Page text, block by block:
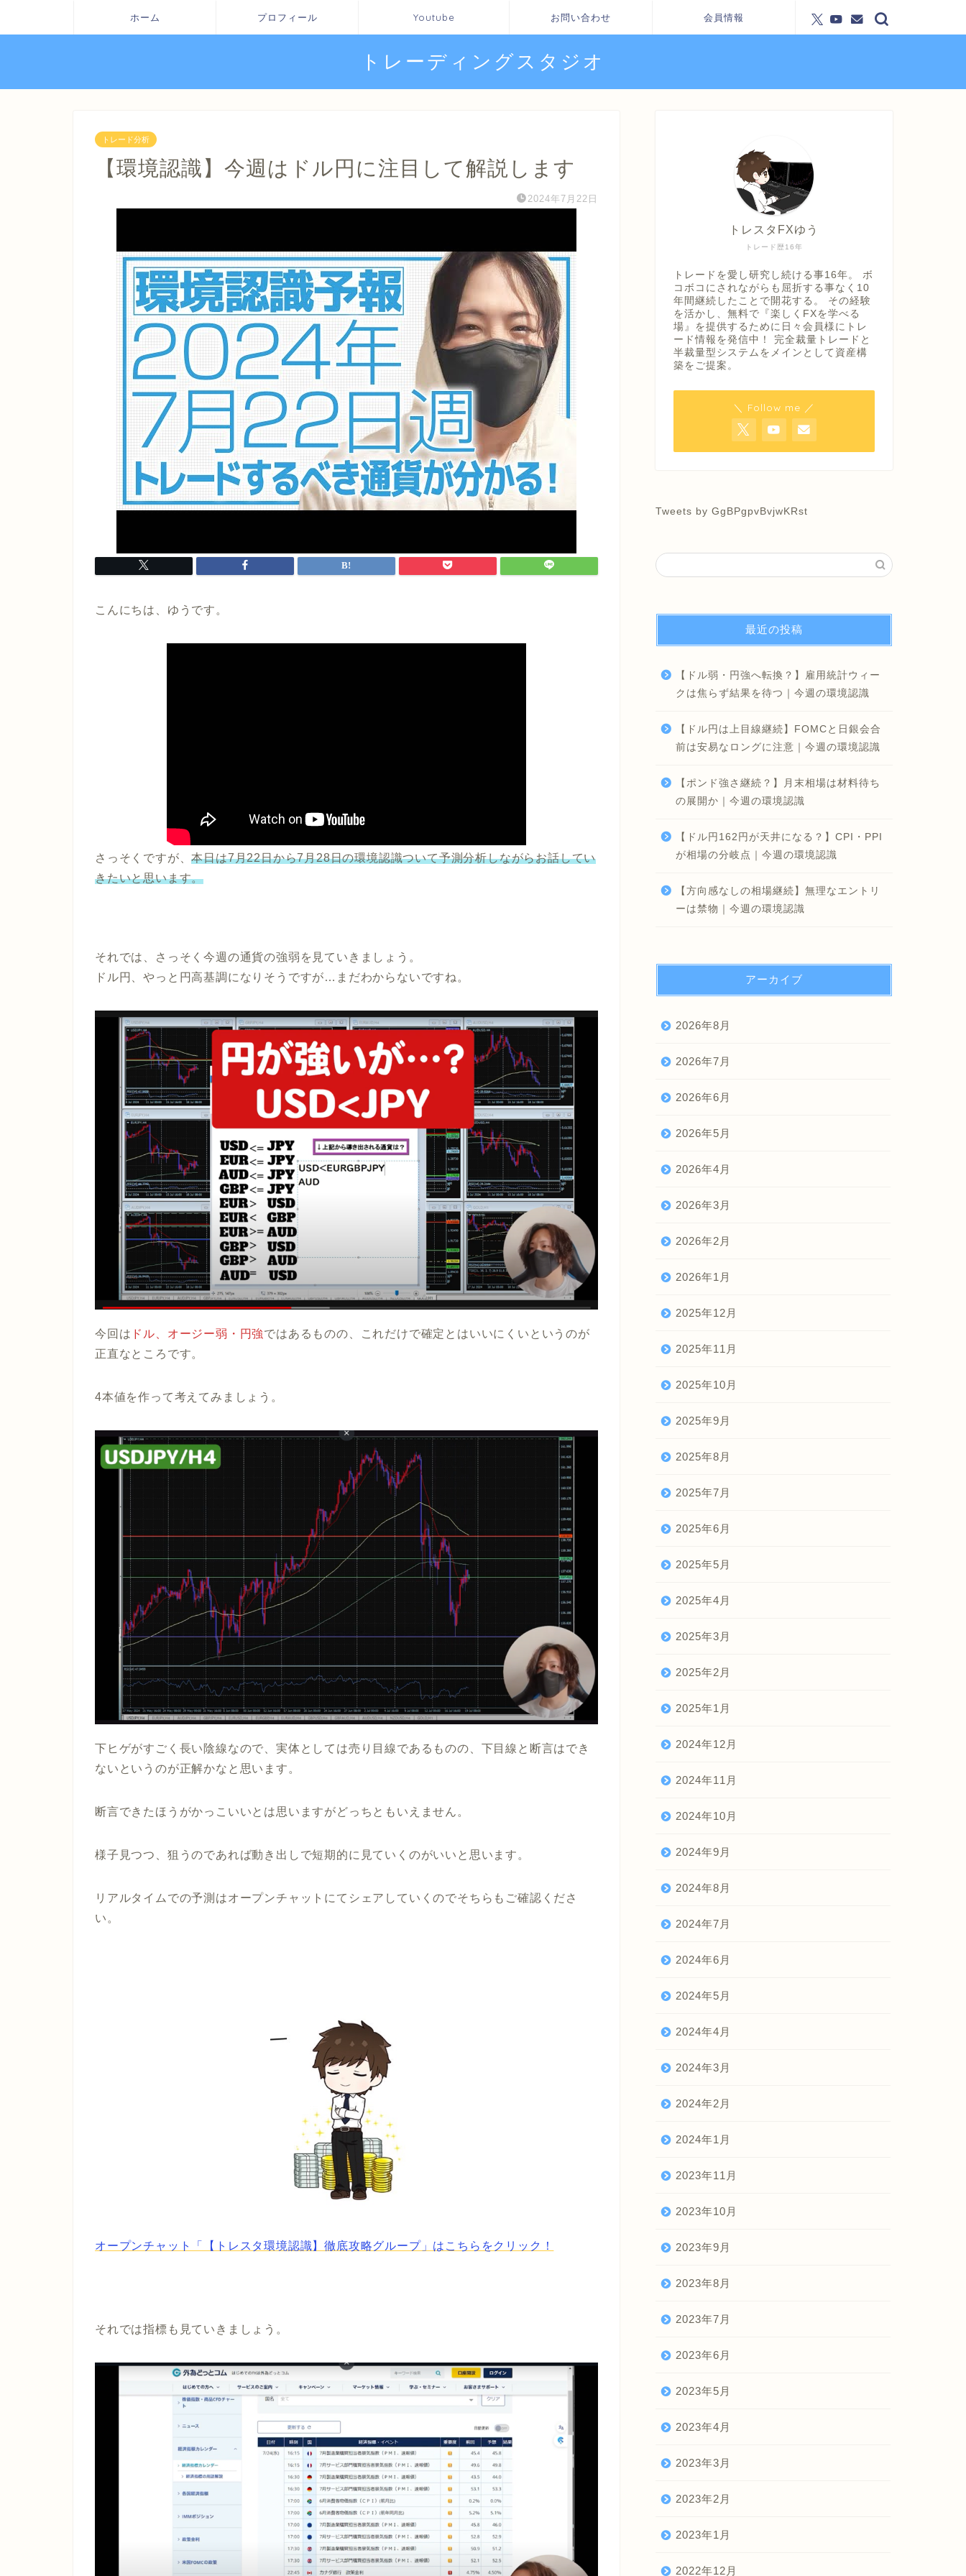
ホーム プロフィール Youtube お問い合わせ 会員情報
トレーディングスタジオ
トレード分析
【環境認識】今週はドル円に注目して解説します
2024年7月22日
こんにちは、ゆうです。
さっそくですが、本日は7月22日から7月28日の環境認識ついて予測分析しながらお話してい
きたいと思います。
それでは、さっそく今週の通貨の強弱を見ていきましょう。
ドル円、やっと円高基調になりそうですが…まだわからないですね。
今回は ドル、オージー弱・円強ではあるものの、これだけで確定とはいいにくいというのが
正直なところです。
4本値を作って考えてみましょう。
下ヒゲがすごく長い陰線なので、実体としては売り目線であるものの、下目線と断言はでき
ないというのが正解かなと思います。
断言できたほうがかっこいいとは思いますがどっちともいえません。
様子見つつ、狙うのであれば動き出しで短期的に見ていくのがいいと思います。
リアルタイムでの予測はオープンチャットにてシェアしていくのでそちらもご確認くださ
い。
オープンチャット「【トレスタ環境認識】徹底攻略グループ」はこちらをクリック！
それでは指標も見ていきましょう。
トレード歴16年
トレスタFXゆう
トレードを愛し研究し続ける事16年。 ボ
コボコにされながらも屈折する事なく10
年間継続したことで開花する。 その経験
を活かし、無料で『楽しくFXを学べる
場』を提供するために日々会員様にトレ
ード情報を発信中！ 完全裁量トレードと
半裁量型システムをメインとして資産構
築をご提案。
＼ Follow me ／
Tweets by GgBPgpvBvjwKRst
最近の投稿
【ドル弱・円強へ転換？】雇用統計ウィー
クは焦らず結果を待つ｜今週の環境認識
【ドル円は上目線継続】FOMCと日銀会合
前は安易なロングに注意｜今週の環境認識
【ポンド強さ継続？】月末相場は材料待ち
の展開か｜今週の環境認識
【ドル円162円が天井になる？】CPI・PPI
が相場の分岐点｜今週の環境認識
【方向感なしの相場継続】無理なエントリ
ーは禁物｜今週の環境認識
アーカイブ
2026年8月
2026年7月
2026年6月
2026年5月
2026年4月
2026年3月
2026年2月
2026年1月
2025年12月
2025年11月
2025年10月
2025年9月
2025年8月
2025年7月
2025年6月
2025年5月
2025年4月
2025年3月
2025年2月
2025年1月
2024年12月
2024年11月
2024年10月
2024年9月
2024年8月
2024年7月
2024年6月
2024年5月
2024年4月
2024年3月
2024年2月
2024年1月
2023年11月
2023年10月
2023年9月
2023年8月
2023年7月
2023年6月
2023年5月
2023年4月
2023年3月
2023年2月
2023年1月
2022年12月